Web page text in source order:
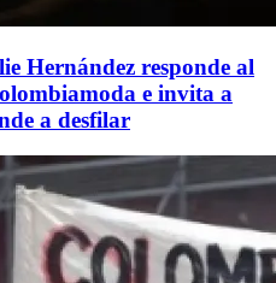
Hernández responde al
e invita a
a desfilar